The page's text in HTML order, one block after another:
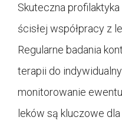
Skuteczna
ścisłej współpracy z
Regularne badania
terapii do
monitorowanie
leków są kluczowe